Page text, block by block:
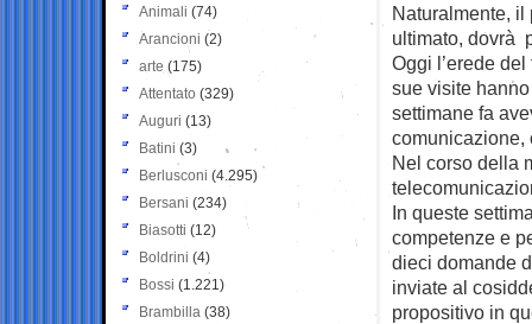
Naturalmente, il
ultimato, dovrà
Oggi l’erede
sue visite
settimane fa
comunicazione,
Nel corso della
In queste
competenze e
dieci domande
inviate al
propositivo in
Animali (74)
Arancioni (2)
arte (175)
Attentato (329)
Auguri (13)
Batini (3)
Berlusconi (4.295)
Bersani (234)
Biasotti (12)
Boldrini (4)
Bossi (1.221)
Brambilla (38)